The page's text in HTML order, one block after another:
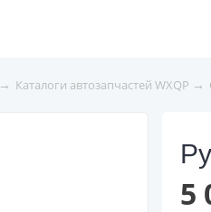
→ Каталоги автозапчастей WXQP →
5